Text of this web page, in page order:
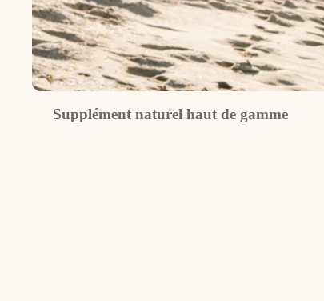
Chez Fruitomed, chaque ingrédient est choisi selon des critères